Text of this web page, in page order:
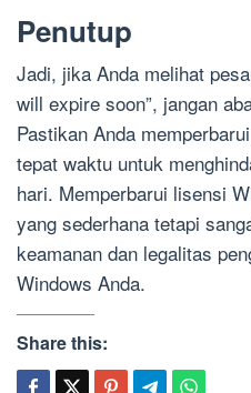
Penutup
Jadi, jika Anda melihat
will expire soon”, jangan
Pastikan Anda
tepat waktu untuk
hari. Memperbarui lisensi
yang sederhana tetapi
keamanan dan legalitas
Windows Anda.
Share this: